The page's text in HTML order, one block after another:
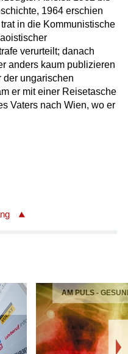
1964 erschien
in die Kommunistische
verurteilt; danach
anders kaum publizieren
der ungarischen
er mit einer Reisetasche
Vaters nach Wien, wo er
AM PULS -